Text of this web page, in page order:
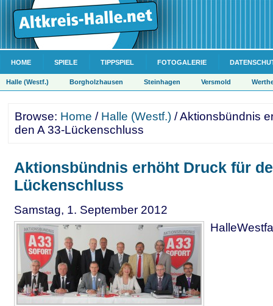
HOME SPIELE TIPPSPIEL FOTOGALERIE
Halle (Westf.) Borgholzhausen Steinhagen Versmold
Browse: Home / Halle (Westf.) / Aktionsbündnis
den A 33-Lückenschluss
Aktionsbündnis erhöht Druck für
Lückenschluss
Samstag, 1. September 2012